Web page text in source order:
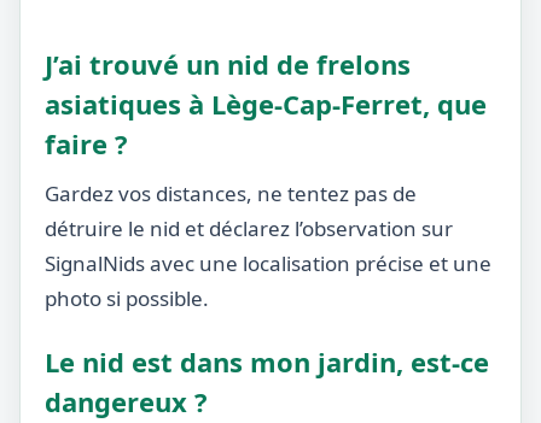
J’ai trouvé un nid de frelons
asiatiques à Lège-Cap-Ferret, que
faire ?
Gardez vos distances, ne tentez pas de
détruire le nid et déclarez l’observation sur
SignalNids avec une localisation précise et une
photo si possible.
Le nid est dans mon jardin, est-ce
dangereux ?